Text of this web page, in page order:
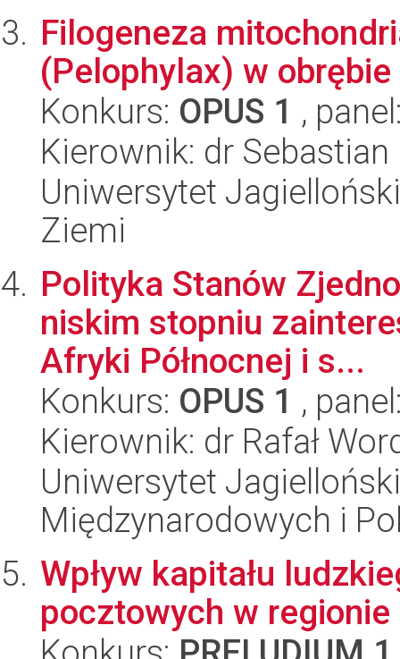
Filogeneza
(Pelophylax) w
Konkurs: OPUS 1 ,
Kierownik: dr
Uniwersytet
Ziemi
Polityka Stanów
niskim stopniu
Afryki Północnej i s...
Konkurs: OPUS 1 ,
Kierownik: dr Rafał
Uniwersytet
Międzynarodowych i
Wpływ kapitału
pocztowych w